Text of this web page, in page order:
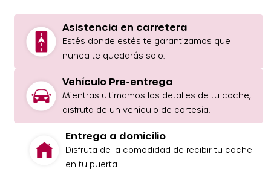
Asistencia en carretera
Estés donde estés te garantizamos que
nunca te quedarás solo.
Vehículo Pre-entrega
Mientras ultimamos los detalles de tu coche,
disfruta de un vehículo de cortesía.
Entrega a domicilio
Disfruta de la comodidad de recibir tu coche
en tu puerta.